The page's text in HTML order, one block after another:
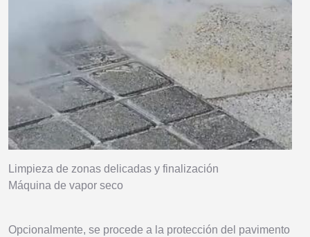
Limpieza de zonas delicadas y finalización
Máquina de vapor seco
Opcionalmente, se procede a la protección del pavimento